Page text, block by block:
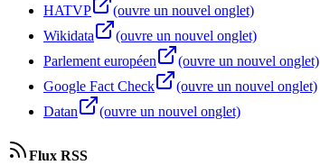
HATVP
(ouvre un nouvel onglet)
Wikidata
(ouvre un nouvel onglet)
Parlement européen
(ouvre un nouvel onglet)
Google Fact Check
(ouvre un nouvel onglet)
Datan
(ouvre un nouvel onglet)
Flux RSS